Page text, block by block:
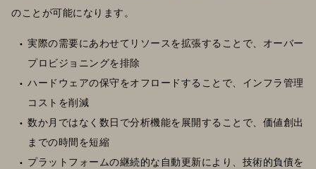
のことが可能になります。
実際の需要にあわせてリソースを拡張することで、オーバー
プロビジョニングを排除
ハードウェアの保守をオフロードすることで、インフラ管理
コストを削減
数か月ではなく数日で分析機能を展開することで、価値創出
までの時間を短縮
プラットフォームの継続的な自動更新により、技術的負債を